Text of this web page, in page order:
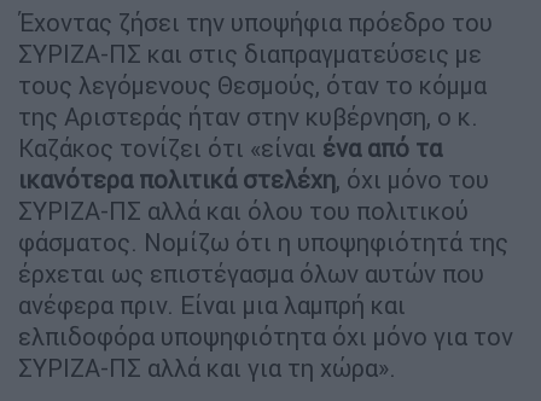
Έχοντας ζήσει την υποψήφια πρόεδρο του
ΣΥΡΙΖΑ-ΠΣ και στις διαπραγματεύσεις με
τους λεγόμενους Θεσμούς, όταν το κόμμα
της Αριστεράς ήταν στην κυβέρνηση, ο κ.
Καζάκος τονίζει ότι «είναι ένα από τα
ικανότερα πολιτικά στελέχη, όχι μόνο του
ΣΥΡΙΖΑ-ΠΣ αλλά και όλου του πολιτικού
φάσματος. Νομίζω ότι η υποψηφιότητά της
έρχεται ως επιστέγασμα όλων αυτών που
ανέφερα πριν. Είναι μια λαμπρή και
ελπιδοφόρα υποψηφιότητα όχι μόνο για τον
ΣΥΡΙΖΑ-ΠΣ αλλά και για τη χώρα».